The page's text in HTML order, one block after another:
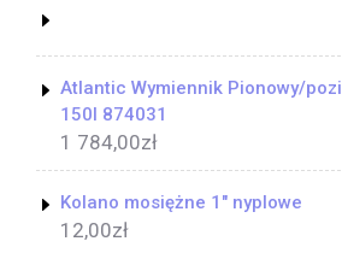
Atlantic Wymiennik Pionowy/
150l 874031
1 784,00zł
Kolano mosiężne 1" nyplowe
12,00zł